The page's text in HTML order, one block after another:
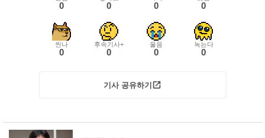
0 0 0 0
씬나
0
후속기사+
0
울음
0
녹는다
0
기사 공유하기